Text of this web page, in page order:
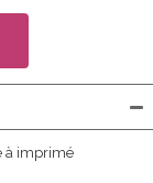
à imprimé